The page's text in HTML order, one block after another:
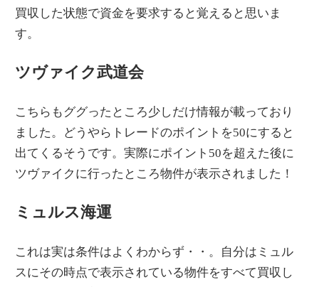
買収した状態で資金を要求すると覚えると思いま
す。
ツヴァイク武道会
こちらもググったところ少しだけ情報が載っており
ました。どうやらトレードのポイントを50にすると
出てくるそうです。実際にポイント50を超えた後に
ツヴァイクに行ったところ物件が表示されました！
ミュルス海運
これは実は条件はよくわからず・・。自分はミュル
スにその時点で表示されている物件をすべて買収し